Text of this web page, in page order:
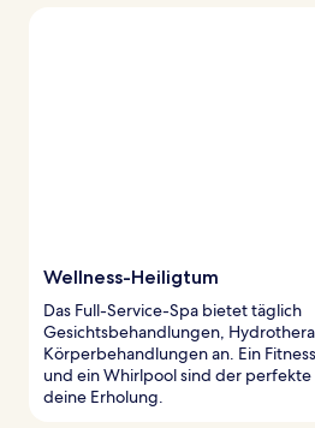
Wellness-Heiligtum
Das Full-Service-Spa bietet täglich
Gesichtsbehandlungen,
Körperbehandlungen an. Ein
und ein Whirlpool sind der perfekte
deine Erholung.